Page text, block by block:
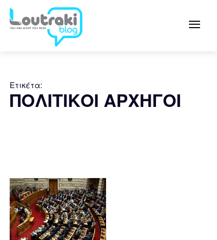
Ετικέτα:
ΠΟΛΙΤΙΚΟΙ ΑΡΧΗΓΟΙ